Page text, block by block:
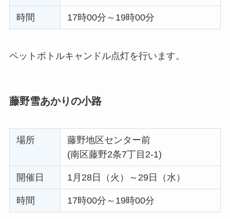
時間 17時00分～19時00分
ペットボトルキャンドル点灯を行います。
藤野雪あかりの小路
場所
藤野地区センター前
(南区藤野2条7丁目2-1)
開催日 1月28日（火）～29日（水）
時間 17時00分～19時00分